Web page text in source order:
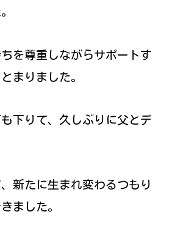
を尊重しながらサポートす
まりました。
下りて、久しぶりに父とデ
新たに生まれ変わるつもり
ました。